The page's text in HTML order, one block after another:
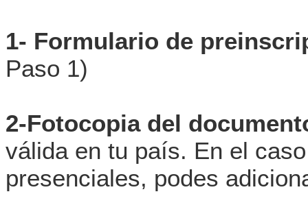
1- Formulario de
Paso 1)
2-Fotocopia del
válida en tu país. En el
presenciales, podes